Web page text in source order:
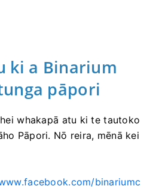
ki a Binarium
pāpori
whakapā atu ki te tautoko
Pāpori. Nō reira, mēnā kei
binariumc